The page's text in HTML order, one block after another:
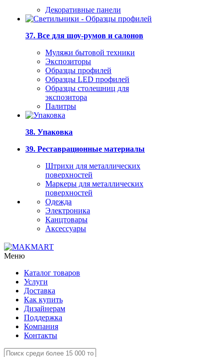
Декоративные панели
37. Все для шоу-румов и салонов
Муляжи бытовой техники
Экспозиторы
Образцы профилей
Образцы LED профилей
Образцы столешниц для
экспозитора
Палитры
38. Упаковка
39. Реставрационные материалы
Штрихи для металлических
поверхностей
Маркеры для металлических
поверхностей
Одежда
Электроника
Канцтовары
Аксессуары
Меню
Каталог товаров
Услуги
Доставка
Как купить
Дизайнерам
Поддержка
Компания
Контакты